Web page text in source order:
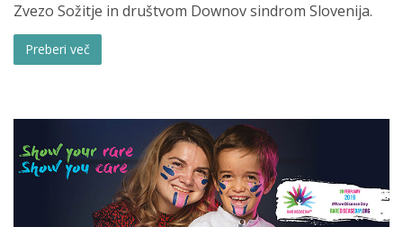
Zvezo Sožitje in društvom Downov sindrom Slovenija.
Preberi več